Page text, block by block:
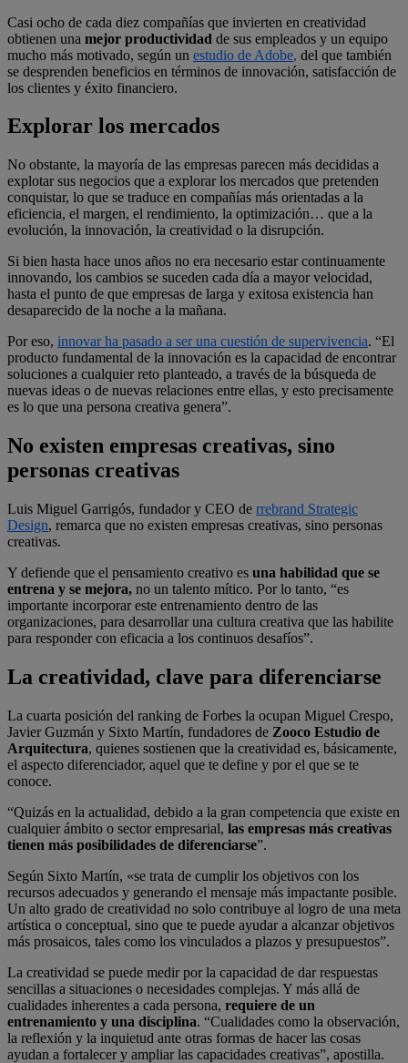
Casi ocho de cada diez compañías que invierten en creatividad
obtienen una mejor productividad de sus empleados y un equipo
mucho más motivado, según un estudio de Adobe, del que también
se desprenden beneficios en términos de innovación, satisfacción de
los clientes y éxito financiero.
Explorar los mercados
No obstante, la mayoría de las empresas parecen más decididas a
explotar sus negocios que a explorar los mercados que pretenden
conquistar, lo que se traduce en compañías más orientadas a la
eficiencia, el margen, el rendimiento, la optimización… que a la
evolución, la innovación, la creatividad o la disrupción.
Si bien hasta hace unos años no era necesario estar continuamente
innovando, los cambios se suceden cada día a mayor velocidad,
hasta el punto de que empresas de larga y exitosa existencia han
desaparecido de la noche a la mañana.
Por eso, innovar ha pasado a ser una cuestión de supervivencia. “El
producto fundamental de la innovación es la capacidad de encontrar
soluciones a cualquier reto planteado, a través de la búsqueda de
nuevas ideas o de nuevas relaciones entre ellas, y esto precisamente
es lo que una persona creativa genera”.
No existen empresas creativas, sino
personas creativas
Luis Miguel Garrigós, fundador y CEO de rrebrand Strategic
Design, remarca que no existen empresas creativas, sino personas
creativas.
Y defiende que el pensamiento creativo es una habilidad que se
entrena y se mejora, no un talento mítico. Por lo tanto, “es
importante incorporar este entrenamiento dentro de las
organizaciones, para desarrollar una cultura creativa que las habilite
para responder con eficacia a los continuos desafíos”.
La creatividad, clave para diferenciarse
La cuarta posición del ranking de Forbes la ocupan Miguel Crespo,
Javier Guzmán y Sixto Martín, fundadores de Zooco Estudio de
Arquitectura, quienes sostienen que la creatividad es, básicamente,
el aspecto diferenciador, aquel que te define y por el que se te
conoce.
“Quizás en la actualidad, debido a la gran competencia que existe en
cualquier ámbito o sector empresarial, las empresas más creativas
tienen más posibilidades de diferenciarse”.
Según Sixto Martín, «se trata de cumplir los objetivos con los
recursos adecuados y generando el mensaje más impactante posible.
Un alto grado de creatividad no solo contribuye al logro de una meta
artística o conceptual, sino que te puede ayudar a alcanzar objetivos
más prosaicos, tales como los vinculados a plazos y presupuestos”.
La creatividad se puede medir por la capacidad de dar respuestas
sencillas a situaciones o necesidades complejas. Y más allá de
cualidades inherentes a cada persona, requiere de un
entrenamiento y una disciplina. “Cualidades como la observación,
la reflexión y la inquietud ante otras formas de hacer las cosas
ayudan a fortalecer y ampliar las capacidades creativas”, apostilla.